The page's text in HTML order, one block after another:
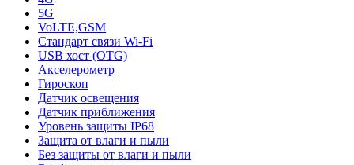
5G
VoLTE,GSM
Стандарт связи Wi-Fi
USB хост (OTG)
Акселерометр
Гироскоп
Датчик освещения
Датчик приближения
Уровень защиты IP68
Защита от влаги и пыли
Без защиты от влаги и пыли